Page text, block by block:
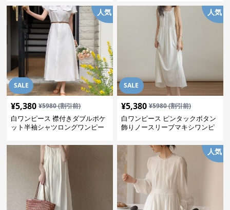
SALE
人気
¥5,380 ¥5980(割引前)
白ワンピース 襟付きダブルポケ
ット半袖シャツロングワンピー
SALE
人気
¥5,380 ¥5980(割引前)
白ワンピース ピンタックボタン
飾りノースリーブマキシワンピ
人気